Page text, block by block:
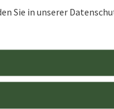
Sie in unserer